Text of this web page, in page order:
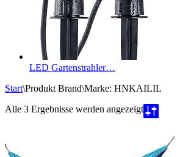
LED Gartenstrahler…
Start\Produkt Brand\Marke: HNKAILIL
Alle 3 Ergebnisse werden angezeigtNach
Beliebtheit